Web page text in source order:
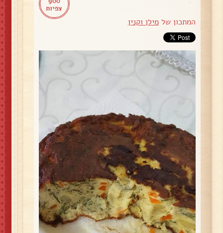
צפיות
המתכון שלמילן וקנין